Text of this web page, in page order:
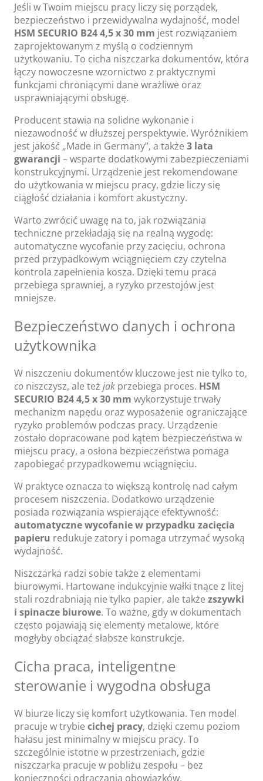
Jeśli w Twoim miejscu pracy liczy się porządek,
bezpieczeństwo i przewidywalna wydajność, model
HSM SECURIO B24 4,5 x 30 mm jest rozwiązaniem
zaprojektowanym z myślą o codziennym
użytkowaniu. To cicha niszczarka dokumentów, która
łączy nowoczesne wzornictwo z praktycznymi
funkcjami chroniącymi dane wrażliwe oraz
usprawniającymi obsługę.
Producent stawia na solidne wykonanie i
niezawodność w dłuższej perspektywie. Wyróżnikiem
jest jakość „Made in Germany”, a także 3 lata
gwarancji – wsparte dodatkowymi zabezpieczeniami
konstrukcyjnymi. Urządzenie jest rekomendowane
do użytkowania w miejscu pracy, gdzie liczy się
ciągłość działania i komfort akustyczny.
Warto zwrócić uwagę na to, jak rozwiązania
techniczne przekładają się na realną wygodę:
automatyczne wycofanie przy zacięciu, ochrona
przed przypadkowym wciągnięciem czy czytelna
kontrola zapełnienia kosza. Dzięki temu praca
przebiega sprawniej, a ryzyko przestojów jest
mniejsze.
Bezpieczeństwo danych i ochrona
użytkownika
W niszczeniu dokumentów kluczowe jest nie tylko to,
co niszczysz, ale też jak przebiega proces. HSM
SECURIO B24 4,5 x 30 mm wykorzystuje trwały
mechanizm napędu oraz wyposażenie ograniczające
ryzyko problemów podczas pracy. Urządzenie
zostało dopracowane pod kątem bezpieczeństwa w
miejscu pracy, a osłona bezpieczeństwa pomaga
zapobiegać przypadkowemu wciągnięciu.
W praktyce oznacza to większą kontrolę nad całym
procesem niszczenia. Dodatkowo urządzenie
posiada rozwiązania wspierające efektywność:
automatyczne wycofanie w przypadku zacięcia
papieru redukuje zatory i pomaga utrzymać wysoką
wydajność.
Niszczarka radzi sobie także z elementami
biurowymi. Hartowane indukcyjnie wałki tnące z litej
stali rozdrabniają nie tylko papier, ale także zszywki
i spinacze biurowe. To ważne, gdy w dokumentach
często pojawiają się elementy metalowe, które
mogłyby obciążać słabsze konstrukcje.
Cicha praca, inteligentne
sterowanie i wygodna obsługa
W biurze liczy się komfort użytkowania. Ten model
pracuje w trybie cichej pracy, dzięki czemu poziom
hałasu jest minimalny w miejscu pracy. To
szczególnie istotne w przestrzeniach, gdzie
niszczarka pracuje w pobliżu zespołu – bez
konieczności odraczania obowiązków.